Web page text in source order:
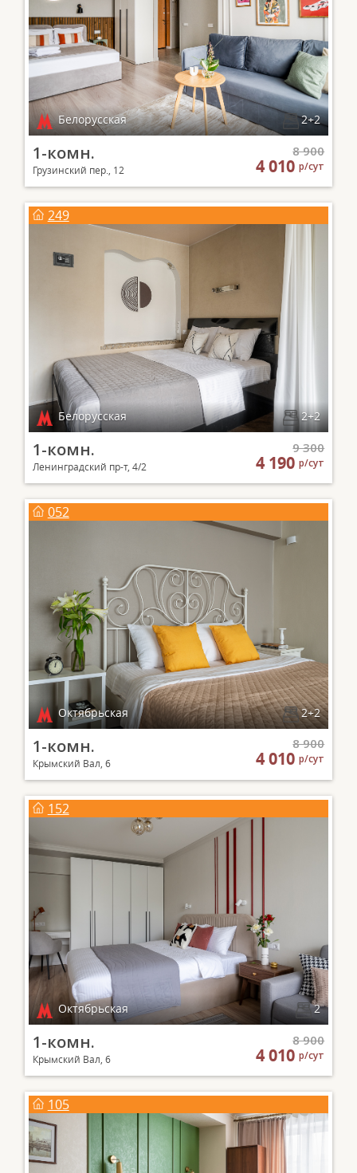
Белорусская 2+2
1-комн.
Грузинский пер., 12
8 900
4 010р/сут
249
Белорусская 2+2
1-комн.
Ленинградский пр-т, 4/2
9 300
4 190р/сут
052
Октябрьская 2+2
1-комн.
Крымский Вал, 6
8 900
4 010р/сут
152
Октябрьская 2
1-комн.
Крымский Вал, 6
8 900
4 010р/сут
105